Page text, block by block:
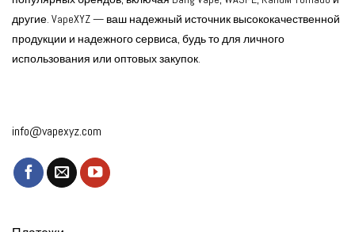
другие. VapeXYZ — ваш надежный источник высококачественной
продукции и надежного сервиса, будь то для личного
использования или оптовых закупок.
info@vapexyz.com